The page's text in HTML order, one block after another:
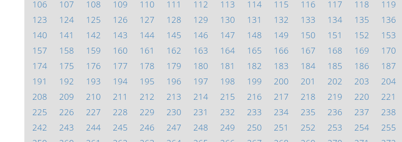
106
107 108 109 110 111 112 113 114 115 116 117 118 119
123
124 125 126 127 128 129 130 131 132 133 134 135 136
140
141 142 143 144 145 146 147 148 149 150 151 152 153
157
158 159 160 161 162 163 164 165 166 167 168 169 170
174
175 176 177 178 179 180 181 182 183 184 185 186 187
191
192 193 194 195 196 197 198 199 200 201 202 203 204
208
209 210 211 212 213 214 215 216 217 218 219 220 221
225
226 227 228 229 230 231 232 233 234 235 236 237 238
242
243 244 245 246 247 248 249 250 251 252 253 254 255